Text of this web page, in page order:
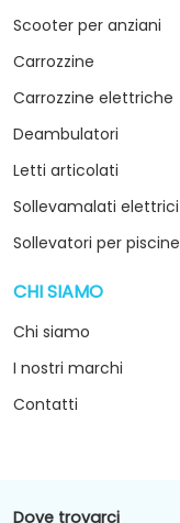
Scooter per anziani
Carrozzine
Carrozzine elettriche
Deambulatori
Letti articolati
Sollevamalati elettrici
Sollevatori per piscine
CHI SIAMO
Chi siamo
I nostri marchi
Contatti
Dove trovarci